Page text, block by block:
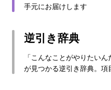
手元にお届けします
逆引き辞典
「こんなことがやりたい
が見つかる逆引き辞典。